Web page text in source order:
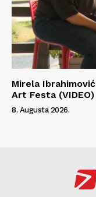
Mirela
Art Festa (VIDEO)
8. Augusta 2026.